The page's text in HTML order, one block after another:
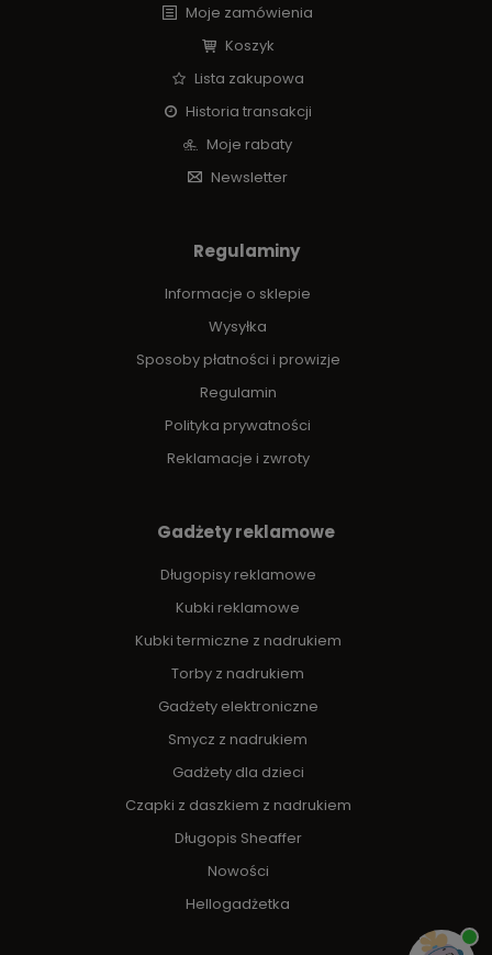
Moje zamówienia
Koszyk
Lista zakupowa
Historia transakcji
Moje rabaty
Newsletter
Regulaminy
Informacje o sklepie
Wysyłka
Sposoby płatności i prowizje
Regulamin
Polityka prywatności
Reklamacje i zwroty
Gadżety reklamowe
Długopisy reklamowe
Kubki reklamowe
Kubki termiczne z nadrukiem
Torby z nadrukiem
Gadżety elektroniczne
Smycz z nadrukiem
Gadżety dla dzieci
Czapki z daszkiem z nadrukiem
Długopis Sheaffer
Nowości
Hellogadżetka